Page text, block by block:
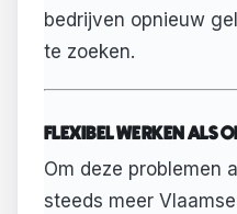
bedrijven opnieuw
te zoeken.
FLEXIBEL WERKEN ALS
Om deze problemen
steeds meer